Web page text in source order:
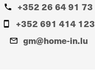
+352 26 64 91 73
+352 691 414 123
gm@home-in.lu